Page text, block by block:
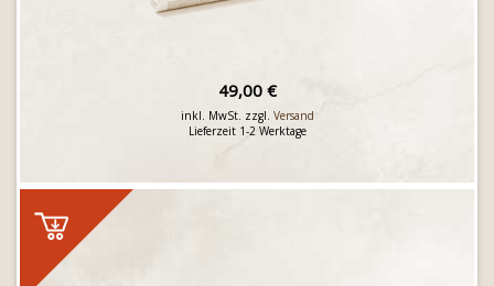
49,00 €
inkl. MwSt. zzgl. Versand
Lieferzeit 1-2 Werktage